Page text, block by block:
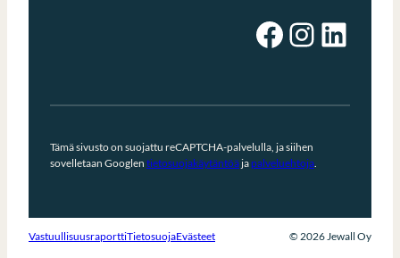
Facebook Instagram LinkedIn
Tämä sivusto on suojattu reCAPTCHA-palvelulla, ja siihen
sovelletaan Googlen tietosuojakäytäntöäja palveluehtoja
VastuullisuusraporttiTietosuojaEvästeet © 2026 Jewall Oy